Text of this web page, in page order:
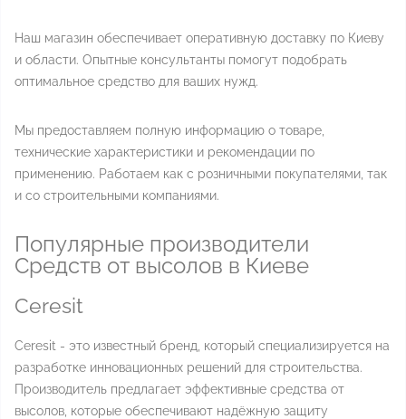
Наш магазин обеспечивает оперативную доставку по Киеву
и области. Опытные консультанты помогут подобрать
оптимальное средство для ваших нужд.
Мы предоставляем полную информацию о товаре,
технические характеристики и рекомендации по
применению. Работаем как с розничными покупателями, так
и со строительными компаниями.
Популярные производители
Средств от высолов в Киеве
Ceresit
Ceresit - это известный бренд, который специализируется на
разработке инновационных решений для строительства.
Производитель предлагает эффективные средства от
высолов, которые обеспечивают надёжную защиту